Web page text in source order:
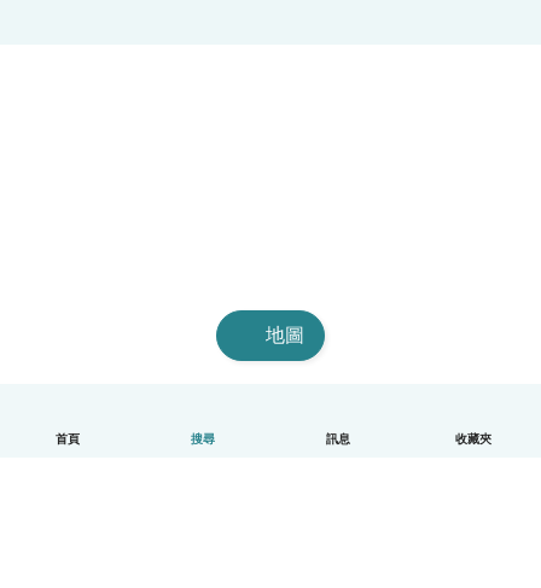
首頁 搜尋 訊息 收藏夾
地圖